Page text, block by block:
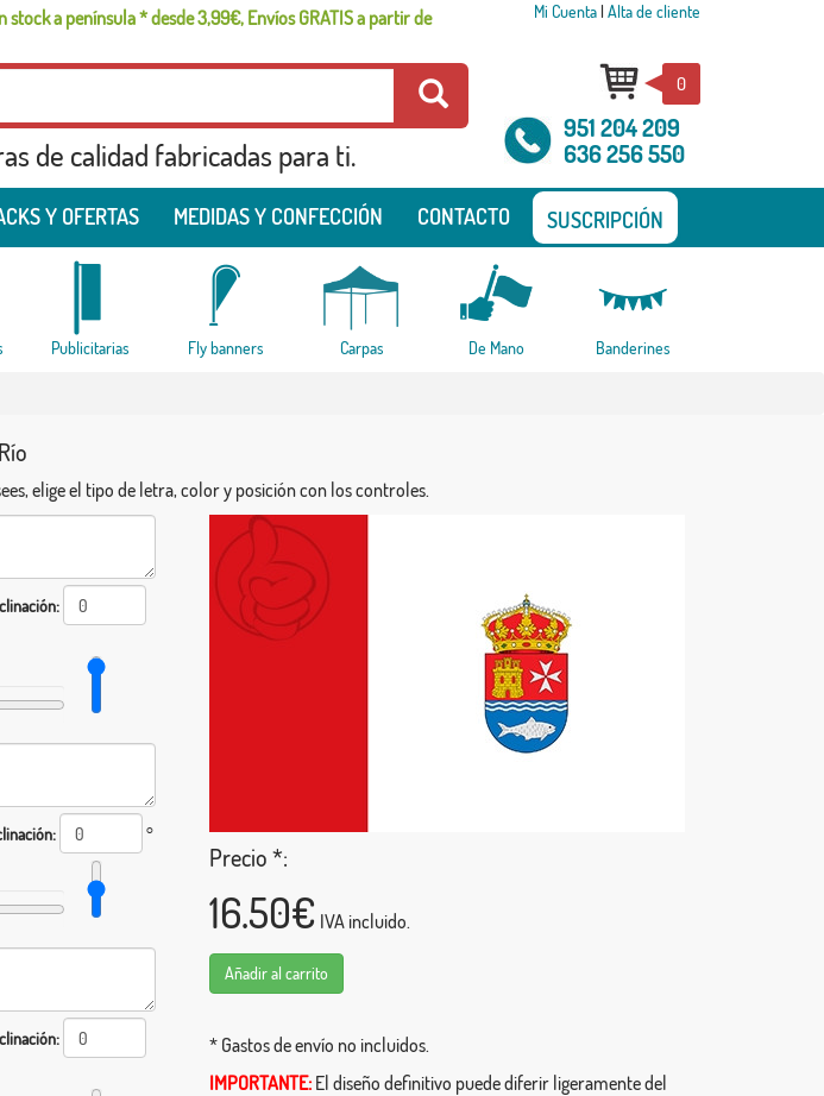
a península * desde 3,99€, Envíos GRATIS a partir de
Mi Cuenta| Alta de cliente
de calidad fabricadas para ti.
0
951 204 209
636 256 550
Y OFERTAS MEDIDAS Y CONFECCIÓN CONTACTO SUSCRIPCIÓN
Publicitarias Fly banners Carpas De Mano Banderines
elige el tipo de letra, color y posición con los controles.
°
Precio *:
16.50€ IVA incluido.
Añadir al carrito
* Gastos de envío no incluidos.
IMPORTANTE: El diseño definitivo puede diferir ligeramente del